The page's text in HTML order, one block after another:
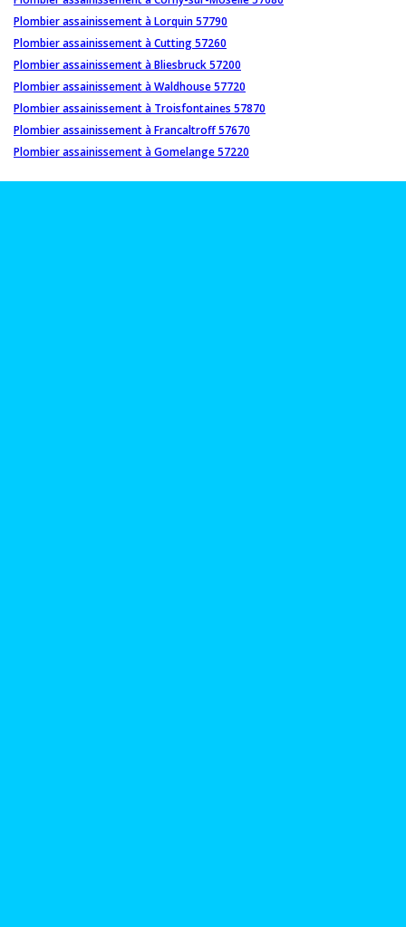
Plombier assainissement à Lorquin 57790
Plombier assainissement à Cutting 57260
Plombier assainissement à Bliesbruck 57200
Plombier assainissement à Waldhouse 57720
Plombier assainissement à Troisfontaines 57870
Plombier assainissement à Francaltroff 57670
Plombier assainissement à Gomelange 57220